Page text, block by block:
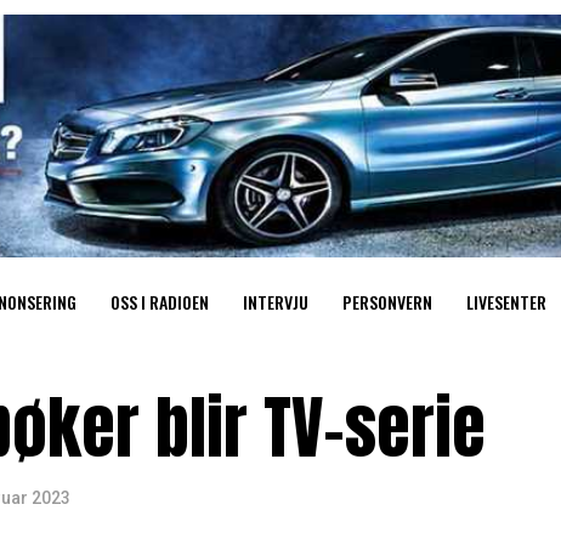
OSS I RADIOEN INTERVJU PERSONVERN LIVESENTER
blir TV-serie
2023